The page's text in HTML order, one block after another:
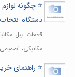
⭐️ چگونه
دستگاه
قطعات بیل
مکانیکی،
⭐️ راهنمای